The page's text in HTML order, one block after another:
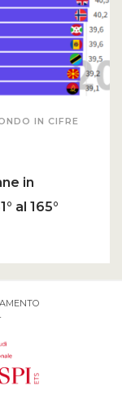
IN CIFRE
in
al 165°